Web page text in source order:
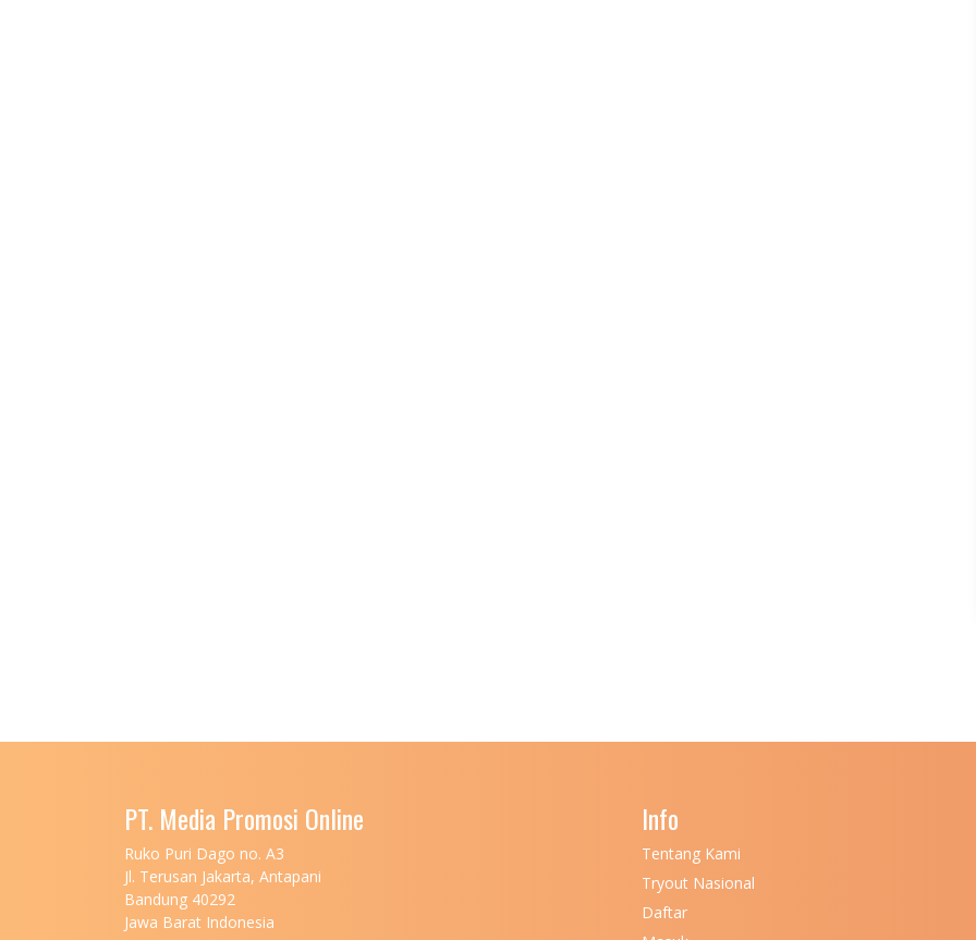
PT. Media Promosi Online
Ruko Puri Dago no. A3
Jl. Terusan Jakarta, Antapani
Bandung 40292
Jawa Barat Indonesia
Info
Tentang Kami
Tryout Nasional
Daftar